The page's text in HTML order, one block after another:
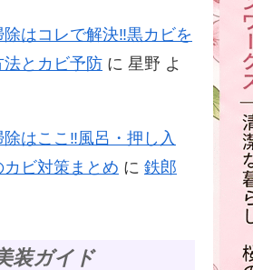
はコレで解決‼黒カビを
とカビ予防 に 星野 よ
はここ‼風呂・押し入
ビ対策まとめ に 鉄郎
装ガイド